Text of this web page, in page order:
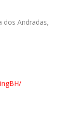
dos Andradas,